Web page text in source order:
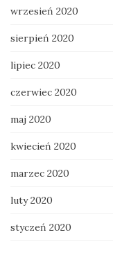
wrzesień 2020
sierpień 2020
lipiec 2020
czerwiec 2020
maj 2020
kwiecień 2020
marzec 2020
luty 2020
styczeń 2020